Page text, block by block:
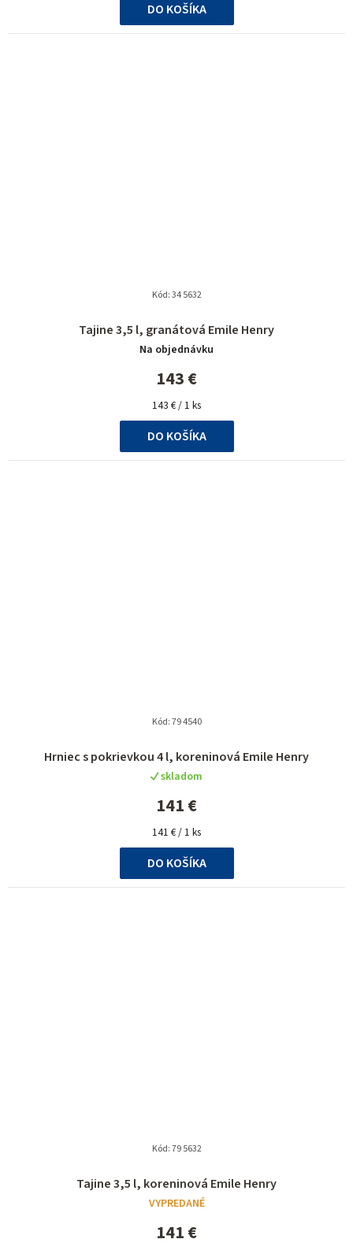
DO KOŠÍKA
Tajine 3,5 l, granátová Emile Henry
Na objednávku
143 €
Jednotková
cena:
143 € / 1 ks
DO KOŠÍKA
Kód:34 5632
Hrniec s pokrievkou 4 l, koreninová Emile Henry
skladom
141 €
Jednotková
cena:
141 € / 1 ks
DO KOŠÍKA
Kód:79 4540
Tajine 3,5 l, koreninová Emile Henry
VYPREDANÉ
141 €
Kód:79 5632